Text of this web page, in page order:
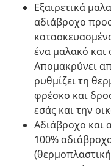
Εξαιρετικά
αδιάβροχο
ένα μαλακό
Απομακρύνει
ρυθμίζει τη
φρέσκο και
εσάς και την
Αδιάβροχο και
100%